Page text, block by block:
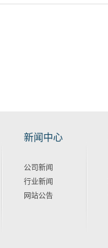
新闻中心
公司新闻
行业新闻
网站公告